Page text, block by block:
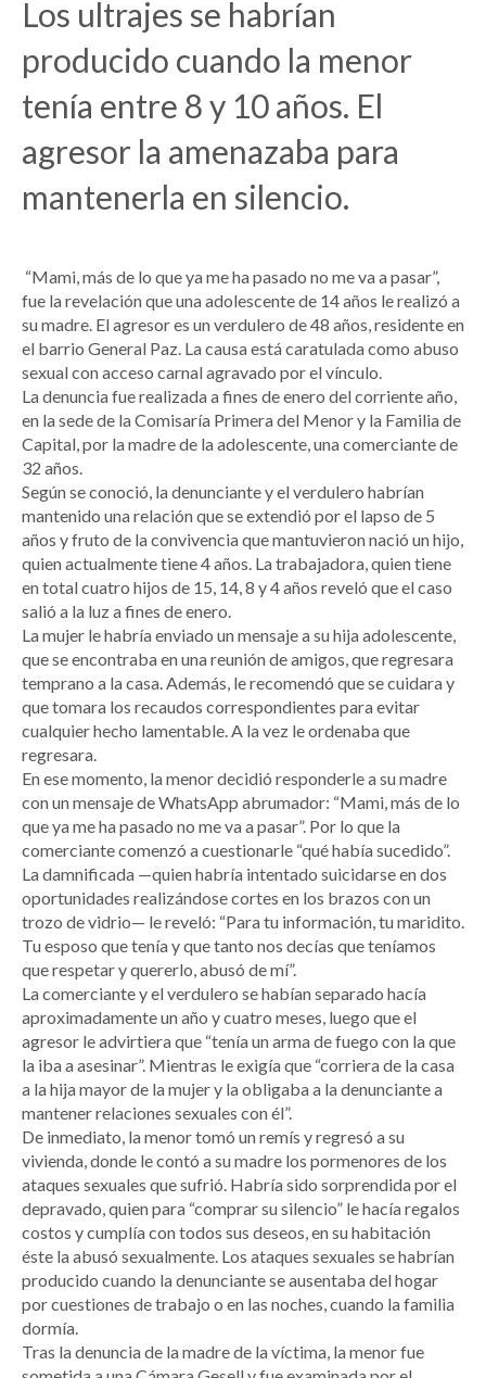
Los ultrajes se habrían
producido cuando la menor
tenía entre 8 y 10 años. El
agresor la amenazaba para
mantenerla en silencio.
“Mami, más de lo que ya me ha pasado no me va a pasar”,
fue la revelación que una adolescente de 14 años le realizó a
su madre. El agresor es un verdulero de 48 años, residente en
el barrio General Paz. La causa está caratulada como abuso
sexual con acceso carnal agravado por el vínculo.
La denuncia fue realizada a fines de enero del corriente año,
en la sede de la Comisaría Primera del Menor y la Familia de
Capital, por la madre de la adolescente, una comerciante de
32 años.
Según se conoció, la denunciante y el verdulero habrían
mantenido una relación que se extendió por el lapso de 5
años y fruto de la convivencia que mantuvieron nació un hijo,
quien actualmente tiene 4 años. La trabajadora, quien tiene
en total cuatro hijos de 15, 14, 8 y 4 años reveló que el caso
salió a la luz a fines de enero.
La mujer le habría enviado un mensaje a su hija adolescente,
que se encontraba en una reunión de amigos, que regresara
temprano a la casa. Además, le recomendó que se cuidara y
que tomara los recaudos correspondientes para evitar
cualquier hecho lamentable. A la vez le ordenaba que
regresara.
En ese momento, la menor decidió responderle a su madre
con un mensaje de WhatsApp abrumador: “Mami, más de lo
que ya me ha pasado no me va a pasar”. Por lo que la
comerciante comenzó a cuestionarle “qué había sucedido”.
La damnificada —quien habría intentado suicidarse en dos
oportunidades realizándose cortes en los brazos con un
trozo de vidrio— le reveló: “Para tu información, tu maridito.
Tu esposo que tenía y que tanto nos decías que teníamos
que respetar y quererlo, abusó de mí”.
La comerciante y el verdulero se habían separado hacía
aproximadamente un año y cuatro meses, luego que el
agresor le advirtiera que “tenía un arma de fuego con la que
la iba a asesinar”. Mientras le exigía que “corriera de la casa
a la hija mayor de la mujer y la obligaba a la denunciante a
mantener relaciones sexuales con él”.
De inmediato, la menor tomó un remís y regresó a su
vivienda, donde le contó a su madre los pormenores de los
ataques sexuales que sufrió. Habría sido sorprendida por el
depravado, quien para “comprar su silencio” le hacía regalos
costos y cumplía con todos sus deseos, en su habitación
éste la abusó sexualmente. Los ataques sexuales se habrían
producido cuando la denunciante se ausentaba del hogar
por cuestiones de trabajo o en las noches, cuando la familia
dormía.
Tras la denuncia de la madre de la víctima, la menor fue